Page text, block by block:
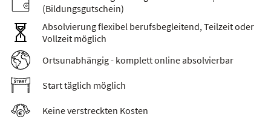
(Bildungsgutschein)
Absolvierung flexibel berufsbegleitend, Teilzeit oder
Vollzeit möglich
Ortsunabhängig - komplett online absolvierbar
Start täglich möglich
Keine verstreckten Kosten